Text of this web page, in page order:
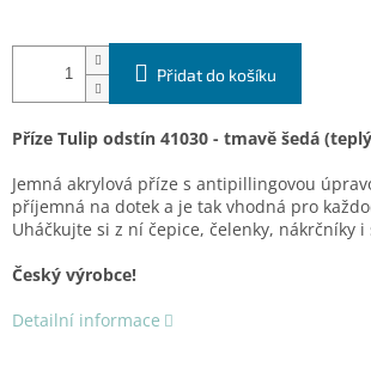
Přidat do košíku
Příze Tulip odstín 41030 - tmavě šedá
Jemná akrylová příze s antipillingovou
příjemná na dotek a je tak vhodná pro
Uháčkujte si z ní čepice, čelenky, nákrčníky i
Český výrobce!
Detailní informace